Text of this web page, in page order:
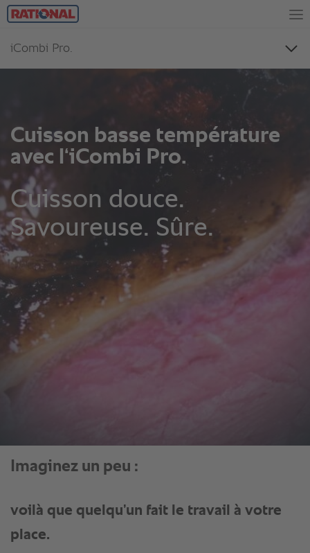
Imaginez un peu :
voilà que quelqu’un fait le travail à votre
place.